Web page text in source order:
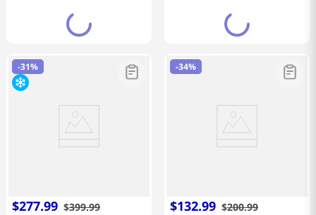
-31%
$277.99 $399.99
-34%
$132.99 $200.99